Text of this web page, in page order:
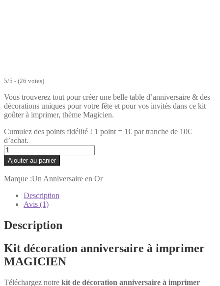
5/5 - (26 votes)
Vous trouverez tout pour créer une belle table d’anniversaire & des
décorations uniques pour votre fête et pour vos invités dans ce kit
goûter à imprimer, thème Magicien.
Cumulez des points fidélité ! 1 point = 1€ par tranche de 10€
d’achat.
quantité
de
Kit
goûter
MAGICIEN
Ajouter au panier
Marque :Un Anniversaire en Or
Description
Avis (1)
Description
Kit décoration anniversaire à imprimer
MAGICIEN
Téléchargez notre kit de décoration anniversaire à imprimer